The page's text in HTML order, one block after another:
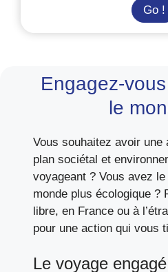
Go !
Engagez-
le
Vous souhaitez avoir
plan sociétal et
voyageant ? Vous avez le
monde plus écologique ?
libre, en France ou à
pour une action qui vous
Le voyage